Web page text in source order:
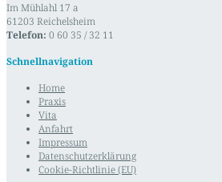
Im Mühlahl 17 a
61203 Reichelsheim
Telefon: 0 60 35 / 32 11
Schnellnavigation
Home
Praxis
Vita
Anfahrt
Impressum
Datenschutzerklärung
Cookie-Richtlinie (EU)